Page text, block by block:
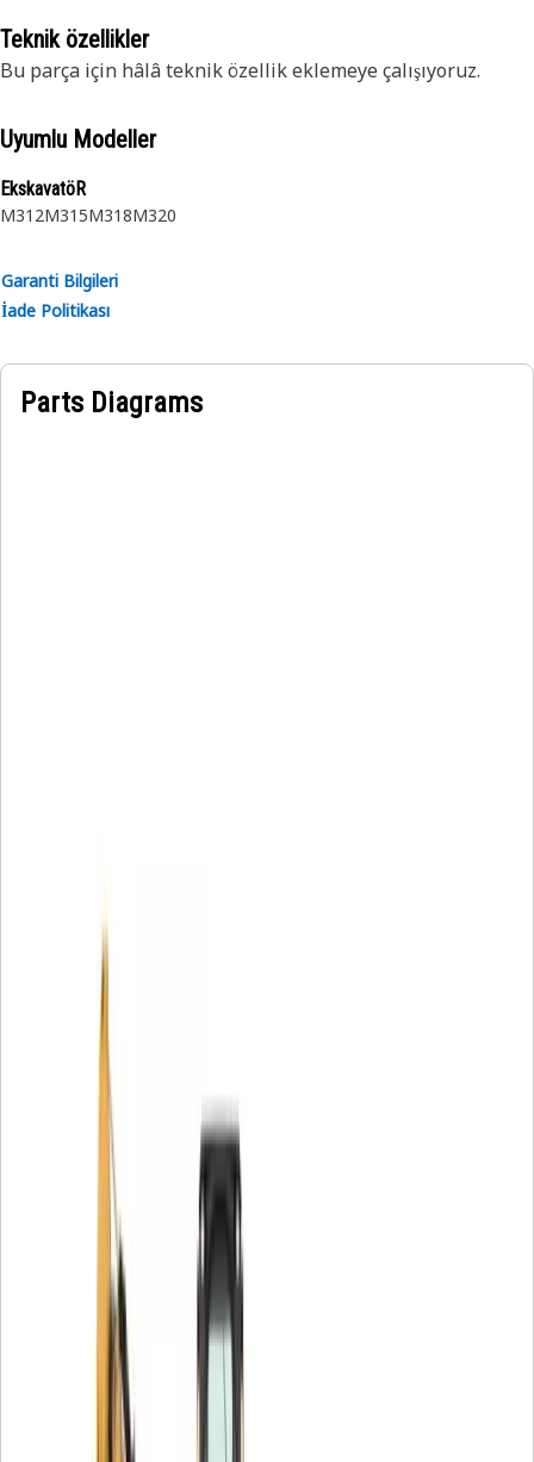
Teknik özellikler
Bu parça için hâlâ teknik özellik eklemeye çalışıyoruz.
Uyumlu Modeller
EkskavatöR
M312M315M318M320
Garanti Bilgileri
İade Politikası
Parts Diagrams